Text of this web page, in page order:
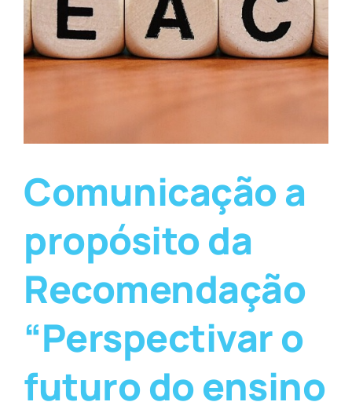
Comunicação a
propósito da
Recomendação
“Perspectivar o
futuro do ensino